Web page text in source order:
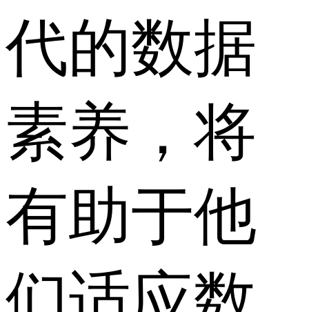
代的数据
素养，将
有助于他